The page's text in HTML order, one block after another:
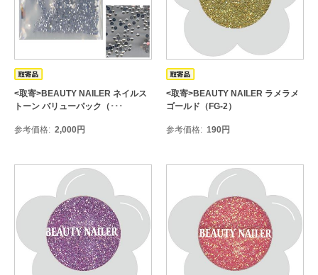
<取寄>BEAUTY NAILER ネイルス
トーン バリューパック（･･･
参考価格 2,000円
<取寄>BEAUTY NAILER ラメラメ
ゴールド（FG-2）
参考価格 190円